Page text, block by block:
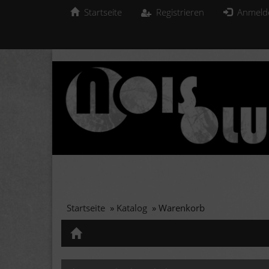
Startseite Registrieren
Startseite » Katalog » Warenkorb